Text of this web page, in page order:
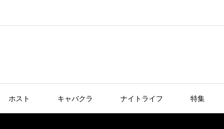
ホスト キャバクラ ナイトライフ 特集